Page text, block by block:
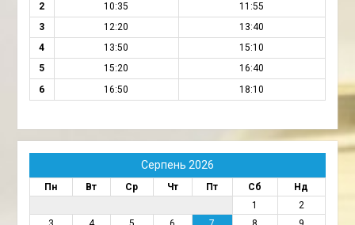
2
10:35
11:55
3
12:20
13:40
4
13:50
15:10
5
15:20
16:40
6
16:50 18:10
Серпень 2026
Пн Вт Ср Чт Пт Сб
Нд
1
2